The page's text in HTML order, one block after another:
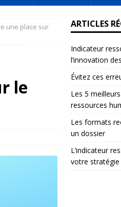
une place sur
le
ARTICLES
Indicateur
l’innovation
Évitez ces
Les 5
ressources
Les formats
un dossier
L’indicateur
votre stratégie